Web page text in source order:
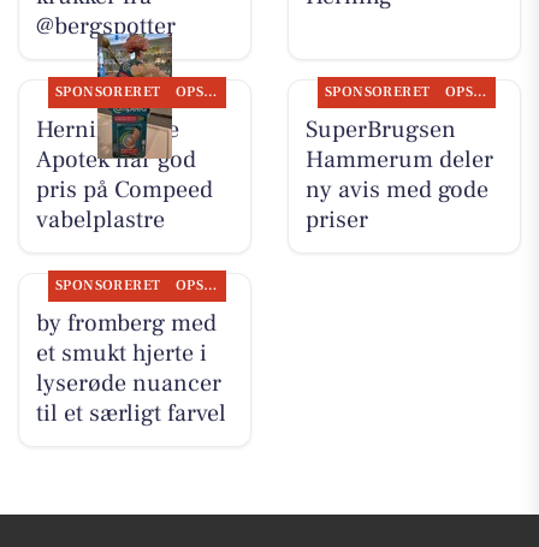
@bergspotter
SPONSORERET OPSLAGSTAVLEN
Herning Løve
Apotek har god
pris på Compeed
vabelplastre
SPONSORERET OPSLAGSTAVLEN
SuperBrugsen
Hammerum deler
ny avis med gode
priser
SPONSORERET OPSLAGSTAVLEN
by fromberg med
et smukt hjerte i
lyserøde nuancer
til et særligt farvel